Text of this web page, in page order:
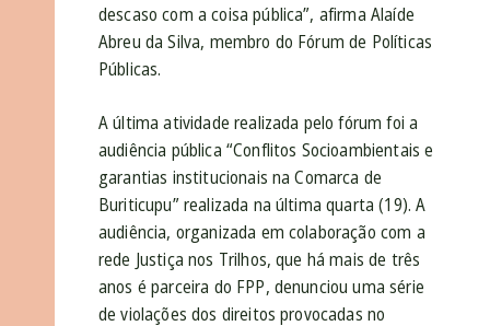
descaso com a coisa pública”, afirma Alaíde
Abreu da Silva, membro do Fórum de Políticas
Públicas.
A última atividade realizada pelo fórum foi a
audiência pública “Conflitos Socioambientais e
garantias institucionais na Comarca de
Buriticupu” realizada na última quarta (19). A
audiência, organizada em colaboração com a
rede Justiça nos Trilhos, que há mais de três
anos é parceira do FPP, denunciou uma série
de violações dos direitos provocadas no